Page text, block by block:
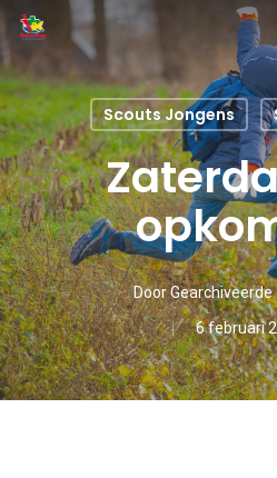
Skip
to
main
content
Scouts Jongens
Door
6 februari